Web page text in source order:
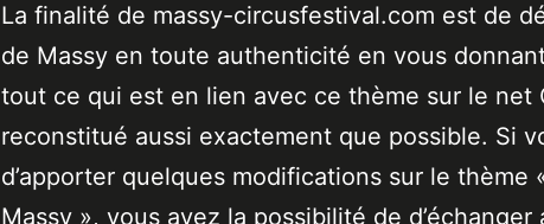
La finalité de massy-circusfestival.com est de
de Massy en toute authenticité en vous
tout ce qui est en lien avec ce thème sur le net
reconstitué aussi exactement que possible. Si
d’apporter quelques modifications sur le thème
Massy », vous avez la possibilité de d’échanger